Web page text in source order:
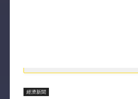
經濟新聞